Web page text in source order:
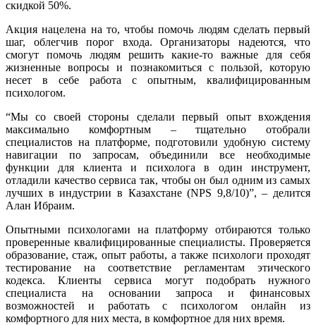
скидкой 50%.
Акция нацелена на то, чтобы помочь людям сделать первый
шаг, облегчив порог входа. Организаторы надеются, что
смогут помочь людям решить какие-то важные для себя
жизненные вопросы и познакомиться с пользой, которую
несет в себе работа с опытным, квалифицированным
психологом.
“Мы со своей стороны сделали первый опыт вхождения
максимально комфортным – тщательно отобрали
специалистов на платформе, подготовили удобную систему
навигации по запросам, объединили все необходимые
функции для клиента и психолога в один инструмент,
отладили качество сервиса так, чтобы он был одним из самых
лучших в индустрии в Казахстане (NPS 9,8/10)”, – делится
Алан Ибраим.
Опытными психологами на платформу отбираются только
проверенные квалифицированные специалисты. Проверяется
образование, стаж, опыт работы, а также психологи проходят
тестирование на соответствие регламентам этического
кодекса. Клиенты сервиса могут подобрать нужного
специалиста на основании запроса и финансовых
возможностей и работать с психологом онлайн из
комфортного для них места, в комфортное для них время.